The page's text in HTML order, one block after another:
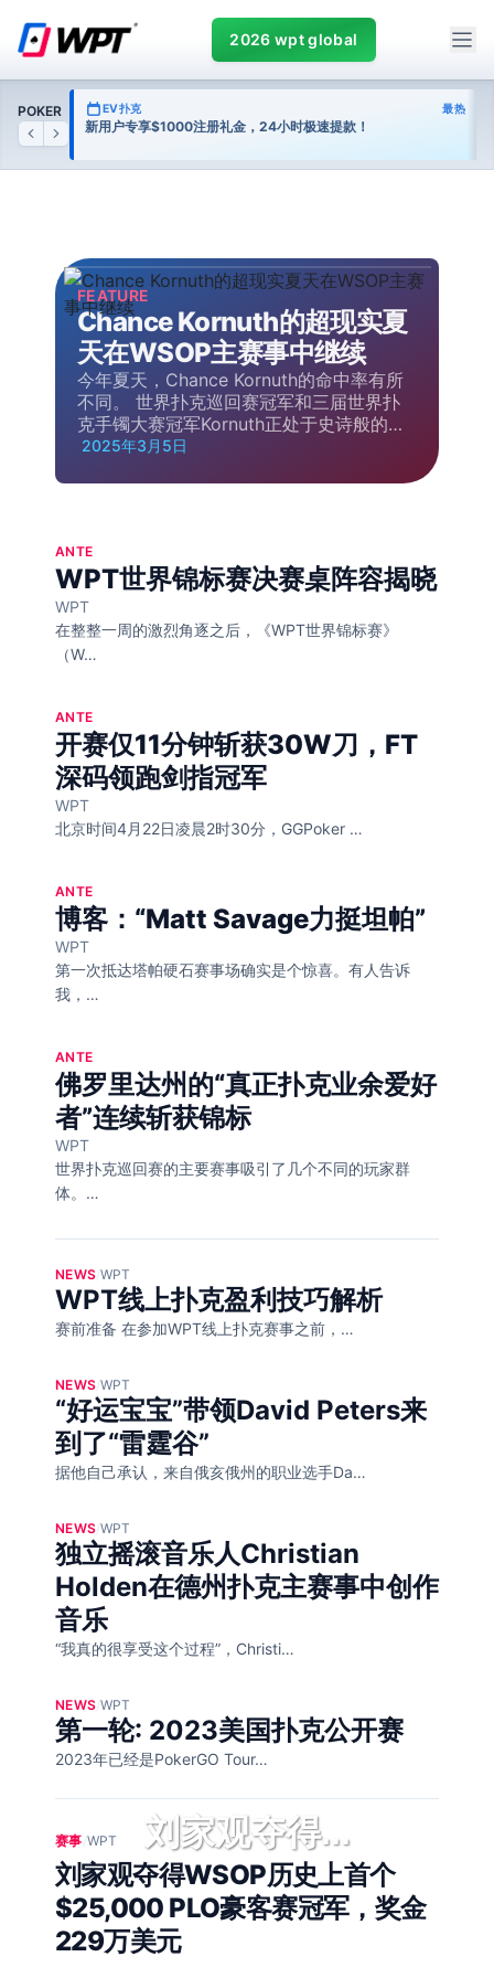
2026 wpt global
POKER
Previous
Next
热门 EV扑克 最热
新用户专享$1000注册礼金，24小时极速提款！
FEATURE
Chance Kornuth的超现实夏
天在WSOP主赛事中继续
2025年3月5日
今年夏天，Chance Kornuth的命中率有所
不同。 世界扑克巡回赛冠军和三届世界扑
克手镯大赛冠军Kornuth正处于史诗般的夏
日阳光奔…
ANTE
WPT世界锦标赛决赛桌阵容揭晓
WPT
在整整一周的激烈角逐之后，《WPT世界锦标赛》
（W…
ANTE
开赛仅11分钟斩获30W刀，FT
深码领跑剑指冠军
WPT
北京时间4月22日凌晨2时30分，GGPoker …
ANTE
博客：“Matt Savage力挺坦帕”
WPT
第一次抵达塔帕硬石赛事场确实是个惊喜。有人告诉
我，…
ANTE
佛罗里达州的“真正扑克业余爱好
者”连续斩获锦标
WPT
世界扑克巡回赛的主要赛事吸引了几个不同的玩家群
体。…
NEWS/WPT
WPT线上扑克盈利技巧解析
赛前准备 在参加WPT线上扑克赛事之前，…
NEWS/WPT
“好运宝宝”带领David Peters来
到了“雷霆谷”
据他自己承认，来自俄亥俄州的职业选手Da…
NEWS/WPT
独立摇滚音乐人Christian
Holden在德州扑克主赛事中创作
音乐
“我真的很享受这个过程”，Christi…
NEWS/WPT
第一轮: 2023美国扑克公开赛
2023年已经是PokerGO Tour…
刘家观夺得...
赛事/WPT
刘家观夺得WSOP历史上首个
$25,000 PLO豪客赛冠军，奖金
229万美元